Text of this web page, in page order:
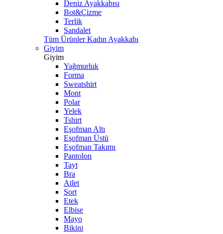
Deniz Ayakkabısı
Bot&Çizme
Terlik
Sandalet
Tüm Ürünler Kadın Ayakkabı
Giyim
Giyim
Yağmurluk
Forma
Sweatshirt
Mont
Polar
Yelek
Tshirt
Eşofman Altı
Eşofman Üstü
Eşofman Takımı
Pantolon
Tayt
Bra
Atlet
Şort
Etek
Elbise
Mayo
Bikini